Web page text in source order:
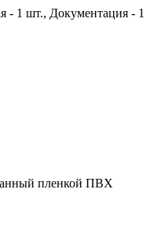
- 1 шт., Документация - 1
пленкой ПВХ